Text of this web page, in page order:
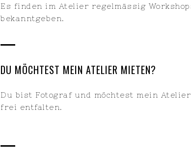
Es finden im Atelier regelmässig
bekanntgeben.
DU MÖCHTEST MEIN ATELIER MIETEN?
Du bist Fotograf und möchtest mein
frei entfalten.